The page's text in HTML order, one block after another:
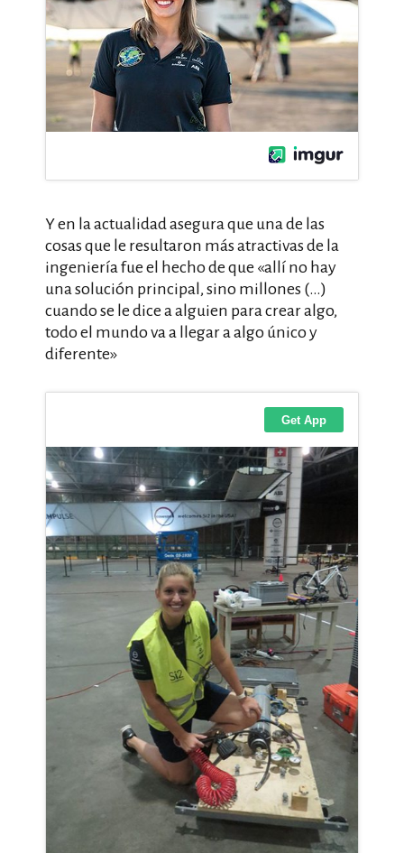
Y en la actualidad asegura que una de las
cosas que le resultaron más atractivas de la
ingeniería fue el hecho de que «allí no hay
una solución principal, sino millones (…)
cuando se le dice a alguien para crear algo,
todo el mundo va a llegar a algo único y
diferente»